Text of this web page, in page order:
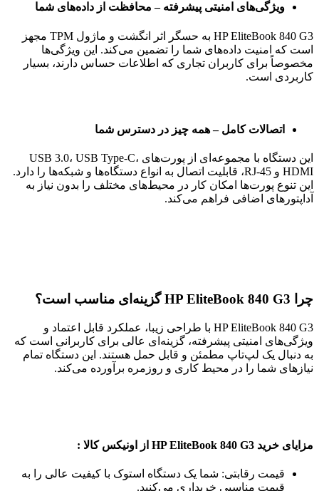
ویژگی‌های امنیتی پیشرفته – محافظت از داده‌های شما
HP EliteBook 840 G3 به حسگر اثر انگشت و ماژول TPM مجهز
است که امنیت داده‌های شما را تضمین می‌کند. این ویژگی‌ها
مخصوصاً برای کاربران تجاری که اطلاعات حساس دارند، بسیار
کاربردی است.
اتصالات کامل – همه چیز در دسترس شما
این دستگاه با مجموعه‌ای از پورت‌های USB 3.0، USB Type-C،
HDMI و RJ-45، قابلیت اتصال به انواع دستگاه‌ها و شبکه‌ها را دارد.
این تنوع پورت‌ها امکان کار در محیط‌های مختلف را بدون نیاز به
آداپتورهای اضافی فراهم می‌کند.
چرا HP EliteBook 840 G3 گزینه‌ای مناسب است؟
HP EliteBook 840 G3 با طراحی زیبا، عملکرد قابل اعتماد و
ویژگی‌های امنیتی پیشرفته، گزینه‌ای عالی برای کاربرانی است که
به دنبال یک لپ‌تاپ مطمئن و قابل حمل هستند. این دستگاه تمام
نیازهای شما را در محیط کاری و روزمره برآورده می‌کند.
مزایای خرید HP EliteBook 840 G3 از اونیکس کالا :
قیمت رقابتی: شما یک دستگاه استوک با کیفیت عالی را به
قیمت مناسبی خریداری می‌کنید.